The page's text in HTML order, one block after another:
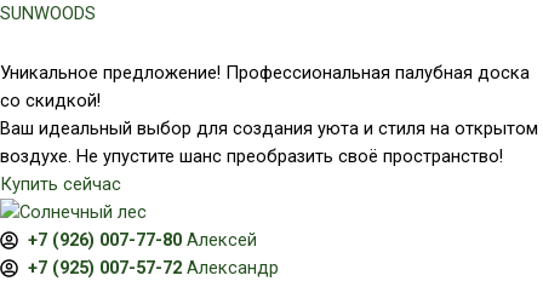
Перейти
содержимому
SUNWOODS
Уникальное предложение! Профессиональная палубная доска
со скидкой!
Ваш идеальный выбор для создания уюта и стиля на открытом
воздухе. Не упустите шанс преобразить своё пространство!
Купить сейчас
+7 (926) 007-77-80 Алексей
+7 (925) 007-57-72 Александр